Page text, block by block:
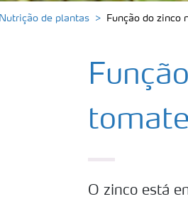
Nutrição de plantas Função do zinco
O zinco está